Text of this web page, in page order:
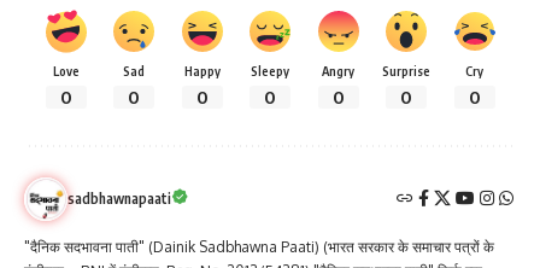
Love
0
Sad
0
Happy
0
Sleepy
0
Angry
0
Surprise
0
Cry
0
sadbhawnapaati
"दैनिक सदभावना पाती" (Dainik Sadbhawna Paati) (भारत सरकार के समाचार पत्रों के